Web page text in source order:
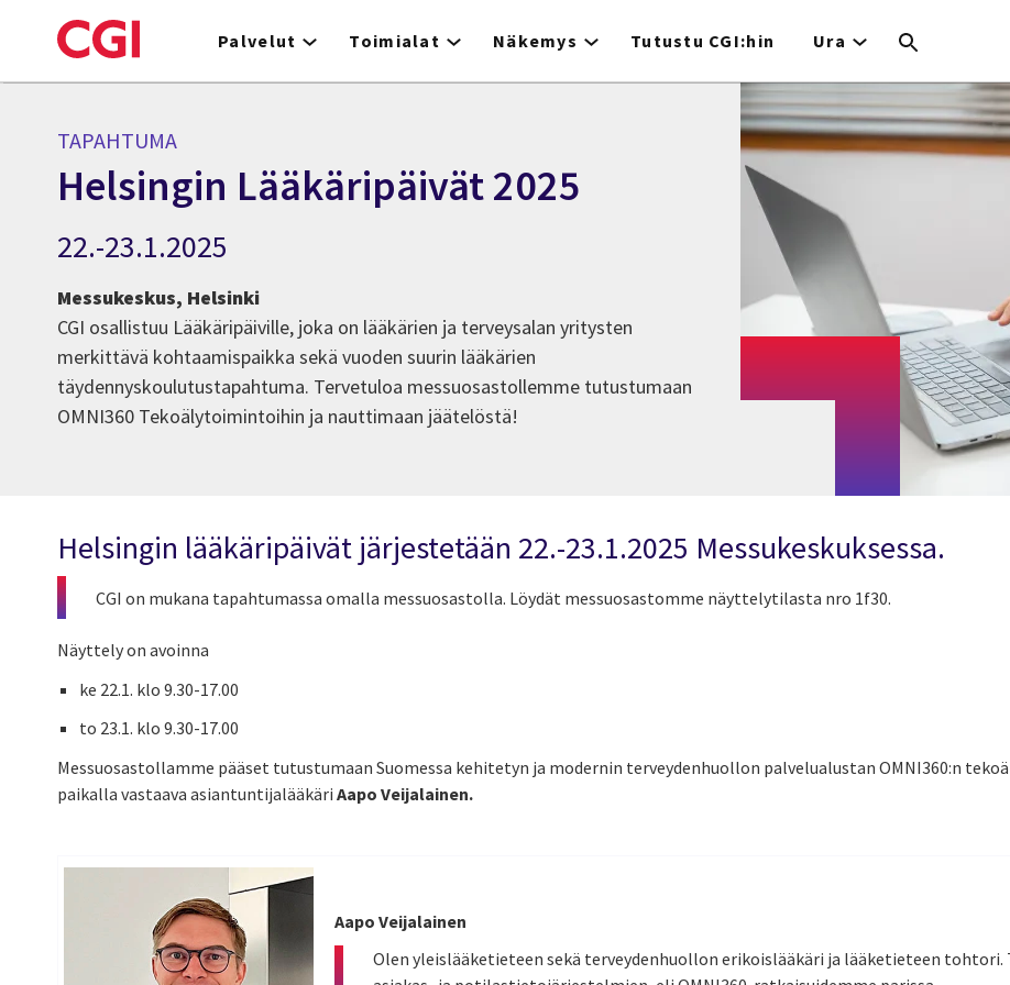
to
Palvelut Toimialat Näkemys Tutustu CGI:hin Ura
TAPAHTUMA
Helsingin Lääkäripäivät 2025
22.-23.1.2025
Messukeskus, Helsinki
CGI osallistuu Lääkäripäiville, joka on lääkärien ja terveysalan yritysten
merkittävä kohtaamispaikka sekä vuoden suurin lääkärien
täydennyskoulutustapahtuma. Tervetuloa messuosastollemme tutustumaan
OMNI360 Tekoälytoimintoihin ja nauttimaan jäätelöstä!
Helsingin lääkäripäivät järjestetään 22.-23.1.2025 Messukeskuksessa.
CGI on mukana tapahtumassa omalla messuosastolla. Löydät messuosastomme näyttelytilasta nro 1f30.
Näyttely on avoinna
ke 22.1. klo 9.30-17.00
to 23.1. klo 9.30-17.00
Messuosastollamme pääset tutustumaan Suomessa kehitetyn ja modernin terveydenhuollon palvelualustan OMNI360:n
paikalla vastaava asiantuntijalääkäri Aapo Veijalainen.
Aapo Veijalainen
Olen yleislääketieteen sekä terveydenhuollon erikoislääkäri ja lääketieteen tohtori.